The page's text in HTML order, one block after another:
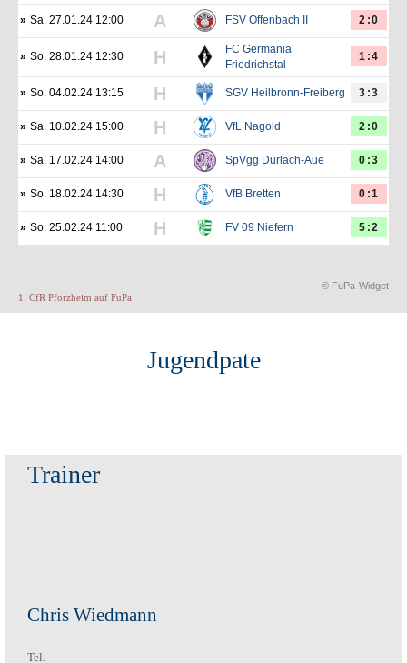
» Sa. 27.01.24 12:00 A FSV Offenbach II 2:0
» So. 28.01.24 12:30 H
FC Germania
Friedrichstal
1:4
» So. 04.02.24 13:15 H SGV Heilbronn-Freiberg 3:3
» Sa. 10.02.24 15:00 H VfL Nagold 2:0
» Sa. 17.02.24 14:00 A SpVgg Durlach-Aue 0:3
» So. 18.02.24 14:30 H VfB Bretten 0:1
» So. 25.02.24 11:00 H FV 09 Niefern 5:2
© FuPa-Widget
1. CfR Pforzheim auf FuPa
Jugendpate
Trainer
Chris Wiedmann
Tel.